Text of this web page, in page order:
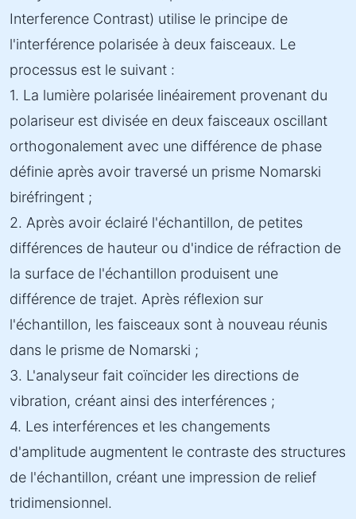
Interference Contrast) utilise le principe de
l'interférence polarisée à deux faisceaux. Le
processus est le suivant :
1. La lumière polarisée linéairement provenant du
polariseur est divisée en deux faisceaux oscillant
orthogonalement avec une différence de phase
définie après avoir traversé un prisme Nomarski
biréfringent ;
2. Après avoir éclairé l'échantillon, de petites
différences de hauteur ou d'indice de réfraction de
la surface de l'échantillon produisent une
différence de trajet. Après réflexion sur
l'échantillon, les faisceaux sont à nouveau réunis
dans le prisme de Nomarski ;
3. L'analyseur fait coïncider les directions de
vibration, créant ainsi des interférences ;
4. Les interférences et les changements
d'amplitude augmentent le contraste des structures
de l'échantillon, créant une impression de relief
tridimensionnel.